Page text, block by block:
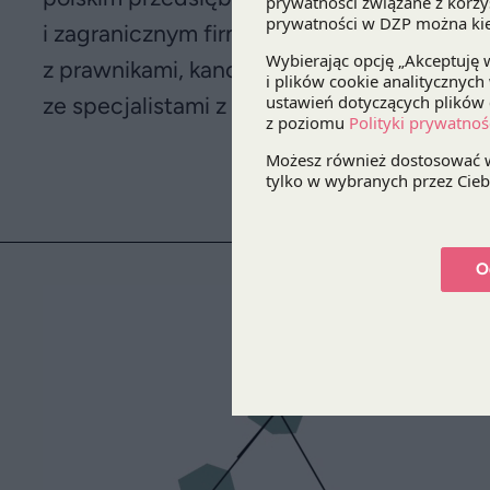
i zagranicznym firmom inwestującym w
z prawnikami, kancelariami i firmami
ze specjalistami z ponad 90 krajów.